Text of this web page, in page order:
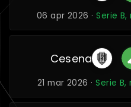
06 apr 2026 ·Serie
Cesena
21 mar 2026 ·Serie